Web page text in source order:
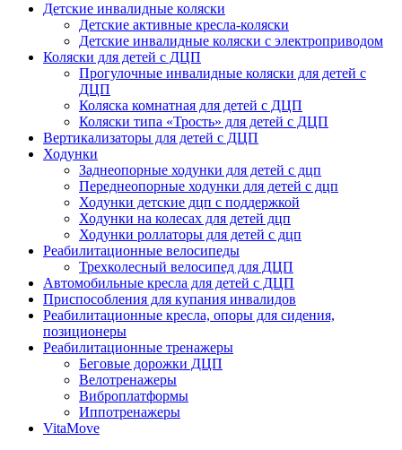
Детские инвалидные коляски
Детские активные кресла-коляски
Детские инвалидные коляски с электроприводом
Коляски для детей с ДЦП
Прогулочные инвалидные коляски для детей с
ДЦП
Коляска комнатная для детей с ДЦП
Коляски типа «Трость» для детей с ДЦП
Вертикализаторы для детей с ДЦП
Ходунки
Заднеопорные ходунки для детей с дцп
Переднеопорные ходунки для детей с дцп
Ходунки детские дцп с поддержкой
Ходунки на колесах для детей дцп
Ходунки роллаторы для детей с дцп
Реабилитационные велосипеды
Трехколесный велосипед для ДЦП
Автомобильные кресла для детей с ДЦП
Приспособления для купания инвалидов
Реабилитационные кресла, опоры для сидения,
позиционеры
Реабилитационные тренажеры
Беговые дорожки ДЦП
Велотренажеры
Виброплатформы
Иппотренажеры
VitaMove